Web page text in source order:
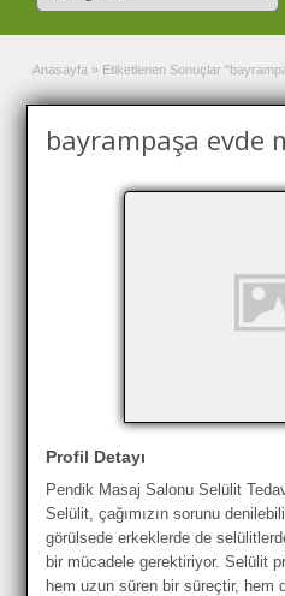
Anasayfa » Etiketlenen Sonuçlar
bayrampaşa evde
Profil Detayı
Pendik Masaj Salonu Selülit
Selülit, çağımızın sorunu
görülsede erkeklerde de
bir mücadele gerektiriyor. Selülit
hem uzun süren bir süreçtir, hem